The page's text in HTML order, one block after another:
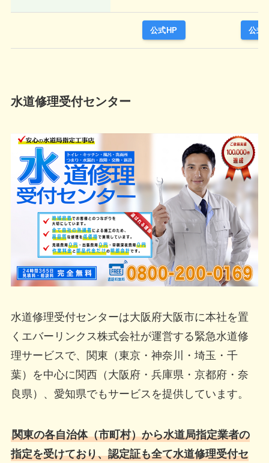
公式HP 公式
水道修理受付センター
水道修理受付センターは大阪府大阪市に本社を置
くエバーリンクス株式会社が運営する緊急水道修
理サービスで、関東（東京・神奈川・埼玉・千
葉）を中心に関西（大阪府・兵庫県・京都府・奈
良県）、愛知県でもサービスを提供しています。
関東の各自治体（市町村）から水道局指定業者の
指定を受けており、認定証も全て水道修理受付セ